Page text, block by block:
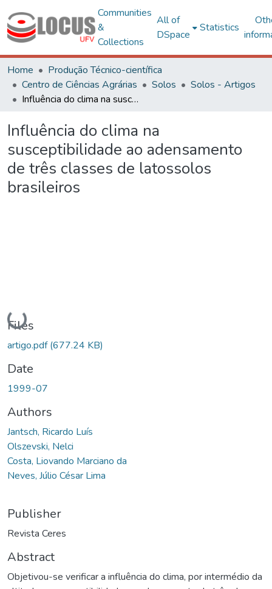
Communities
&
Collections
All of
DSpace
Statistics
Home
Produção Técnico-científica
Centro de Ciências Agrárias
Solos
Solos - Artigos
Influência do clima na susceptibilidade ao adensamento de três classes de latossolos brasileiros
Influência do clima na
susceptibilidade ao adensamento
de três classes de latossolos
brasileiros
Loading...
Files
artigo.pdf(677.24 KB)
Date
1999-07
Authors
Jantsch, Ricardo Luís
Olszevski, Nelci
Costa, Liovando Marciano da
Neves, Júlio César Lima
Publisher
Revista Ceres
Abstract
Objetivou-se verificar a influência do clima, por intermédio da